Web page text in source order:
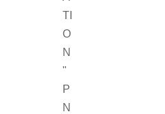
TI
O
N
"
P
N